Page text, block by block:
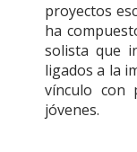
proyectos
ha
solista que
ligados a la
vínculo con
jóvenes.